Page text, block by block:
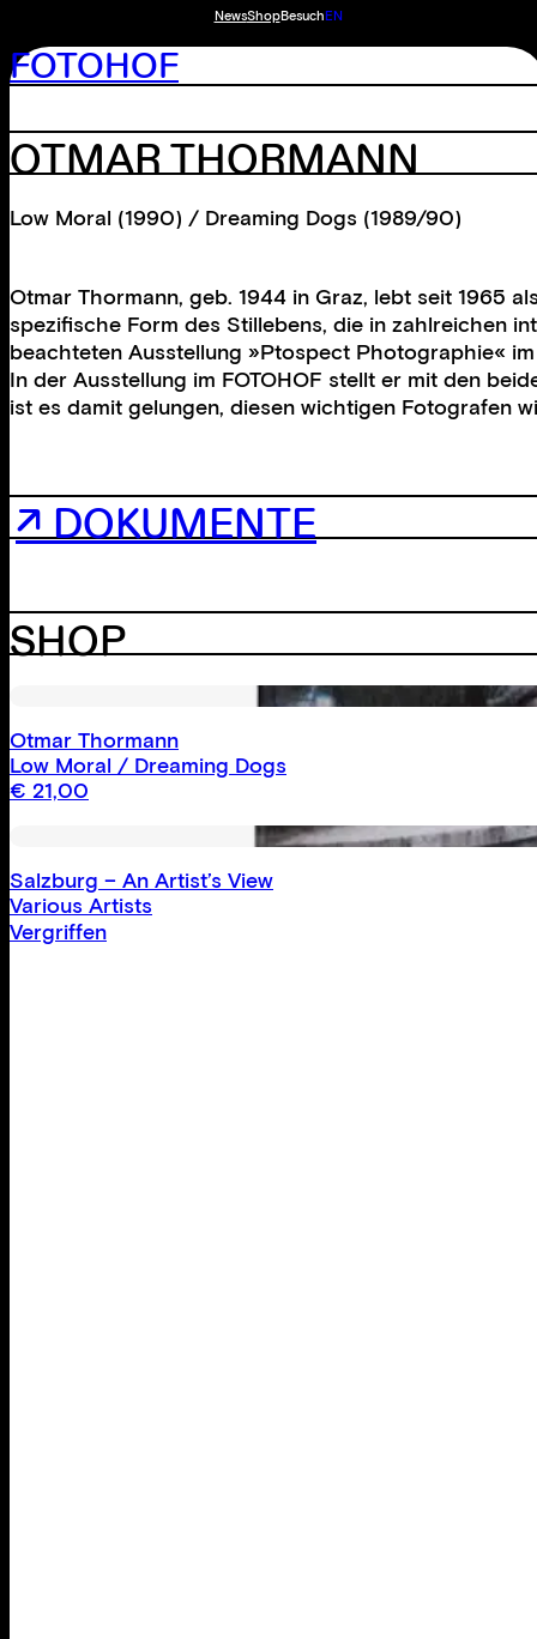
NewsShopBesuchEN
FOTOHOF
OTMAR THORMANN
Low Moral (1990) / Dreaming Dogs (1989/90)
Otmar Thormann, geb. 1944 in Graz, lebt seit 1965
spezifische Form des Stillebens, die in zahlreichen
beachteten Ausstellung »Ptospect Photographie«
In der Ausstellung im FOTOHOF stellt er mit den
ist es damit gelungen, diesen wichtigen Fotografen
↗ DOKUMENTE
SHOP
Otmar Thormann
Low Moral / Dreaming Dogs
€ 21,00
Salzburg – An Artist’s View
Various Artists
Vergriffen